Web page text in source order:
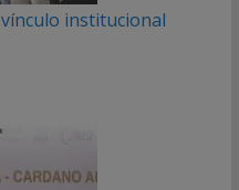
institucional